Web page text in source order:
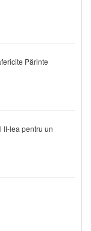
Părinte
II-lea pentru un